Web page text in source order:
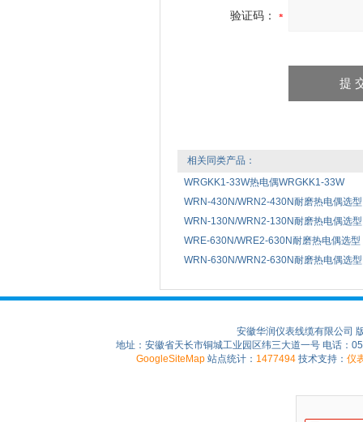
验证码：
相关同类产品：
WRGKK1-33W热电偶WRGKK1-33W
WRN-430N/WRN2-430N耐磨热电偶选型
WRN-130N/WRN2-130N耐磨热电偶选型
WRE-630N/WRE2-630N耐磨热电偶选型
WRN-630N/WRN2-630N耐磨热电偶选型
安徽华润仪表线缆有限公司
地址：安徽省天长市铜城工业园区纬三大道一号 电话：
GoogleSiteMap 站点统计： 1477494 技术支持： 仪